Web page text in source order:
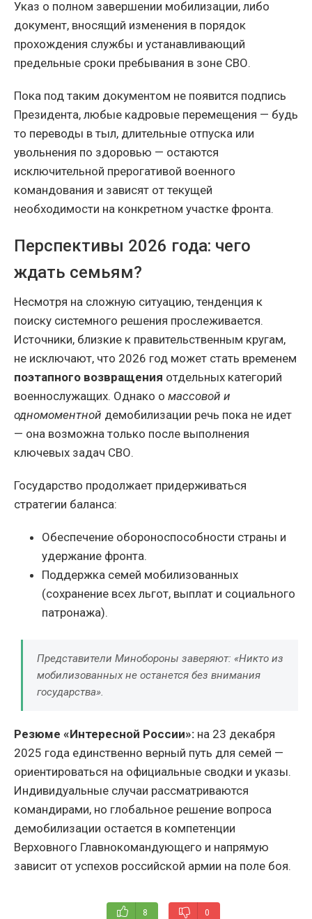
Указ о полном завершении мобилизации, либо
документ, вносящий изменения в порядок
прохождения службы и устанавливающий
предельные сроки пребывания в зоне СВО.
Пока под таким документом не появится подпись
Президента, любые кадровые перемещения — будь
то переводы в тыл, длительные отпуска или
увольнения по здоровью — остаются
исключительной прерогативой военного
командования и зависят от текущей
необходимости на конкретном участке фронта.
Перспективы 2026 года: чего
ждать семьям?
Несмотря на сложную ситуацию, тенденция к
поиску системного решения прослеживается.
Источники, близкие к правительственным кругам,
не исключают, что 2026 год может стать временем
поэтапного возвращения отдельных категорий
военнослужащих. Однако о массовой и
одномоментной демобилизации речь пока не идет
— она возможна только после выполнения
ключевых задач СВО.
Государство продолжает придерживаться
стратегии баланса:
Обеспечение обороноспособности страны и
удержание фронта.
Поддержка семей мобилизованных
(сохранение всех льгот, выплат и социального
патронажа).
Представители Минобороны заверяют: «Никто из
мобилизованных не останется без внимания
государства».
Резюме «Интересной России»: на 23 декабря
2025 года единственно верный путь для семей —
ориентироваться на официальные сводки и указы.
Индивидуальные случаи рассматриваются
командирами, но глобальное решение вопроса
демобилизации остается в компетенции
Верховного Главнокомандующего и напрямую
зависит от успехов российской армии на поле боя.
8 0